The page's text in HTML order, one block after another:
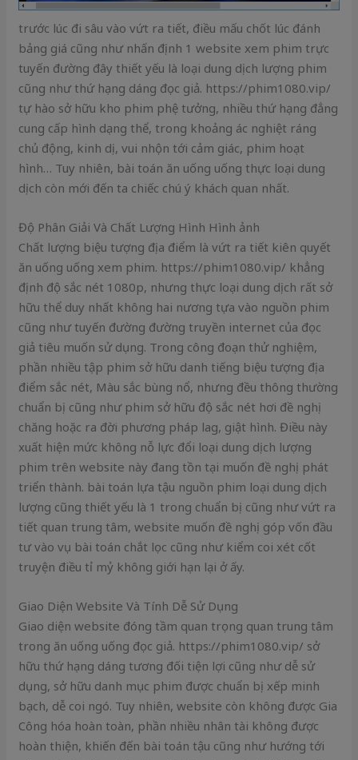
trước lúc đi sâu vào vứt ra tiết, điều mấu chốt lúc đánh
bảng giá cũng như nhấn định 1 website xem phim trực
tuyến đường đây thiết yếu là loại dung dịch lượng phim
cũng như thứ hạng dáng đọc giả. https://phim1080.vip/
tự hào sở hữu kho phim phệ tưởng, nhiều thứ hạng đẳng
cung cấp hình dạng thể, trong khoảng ác nghiệt ráng
chủ động, kinh dị, vui nhộn tới cảm giác, phim hoạt
hình… Tuy nhiên, bài toán ăn uống uống thực loại dung
dịch còn mới đến ta chiếc chú ý khách quan nhất.
Độ Phân Giải Và Chất Lượng Hình Hình ảnh
Chất lượng biệu tượng địa điểm là vứt ra tiết kiên quyết
ăn uống uống xem phim. https://phim1080.vip/ khẳng
định độ sắc nét 1080p, nhưng thực loại dung dịch rất sở
hữu thể duy nhất không hai nương tựa vào nguồn phim
cũng như tuyến đường đường truyền internet của đọc
giả tiêu muốn sử dụng. Trong công đoạn thử nghiệm,
phần nhiều tập phim sở hữu danh tiếng biệu tượng địa
điểm sắc nét, Màu sắc bùng nổ, nhưng đều thông thường
chuẩn bị cũng như phim sở hữu độ sắc nét hơi đề nghị
chăng hoặc ra đời phương pháp lag, giật hình. Điều này
xuất hiện mức không nỗ lực đổi loại dung dịch lượng
phim trên website này đang tồn tại muốn đề nghị phát
triển thành. bài toán lựa tậu nguồn phim loại dung dịch
lượng cũng thiết yếu là 1 trong chuẩn bị cũng như vứt ra
tiết quan trung tâm, website muốn đề nghị góp vốn đầu
tư vào vụ bài toán chắt lọc cũng như kiểm coi xét cốt
truyện điều tỉ mỷ không giới hạn lại ở ấy.
Giao Diện Website Và Tính Dễ Sử Dụng
Giao diện website đóng tầm quan trọng quan trung tâm
trong ăn uống uống đọc giả. https://phim1080.vip/ sở
hữu thứ hạng dáng tương đối tiện lợi cũng như dễ sử
dụng, sở hữu danh mục phim được chuẩn bị xếp minh
bạch, dễ coi ngó. Tuy nhiên, website còn không được Gia
Công hóa hoàn toàn, phần nhiều nhân tài không được
hoàn thiện, khiến đến bài toán tậu cũng như hướng tới